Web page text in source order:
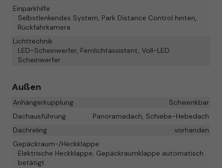
Einparkhilfe
Selbstlenkendes System, Park Distance Control hinten,
Rückfahrkamera
Lichttechnik
LED-Scheinwerfer, Fernlichtassistent, Voll-LED
Scheinwerfer
Außen
Anhängerkupplung
Schwenkbar
Dachausführung
Panoramadach, Schiebe-Hebedach
Dachreling
vorhanden
Gepäckraum-/Heckklappe
Elektrische Heckklappe, Gepäckraumklappe automatisch
betätigt